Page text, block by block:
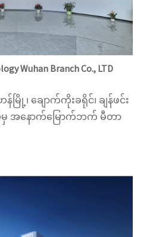
Wuhan Branch Co., LTD
ြို့၊ ချောက်ကိုးခရိုင်၊ ချန်ဖင်း
မှ အနောက်မြောက်ဘက် မီတာ